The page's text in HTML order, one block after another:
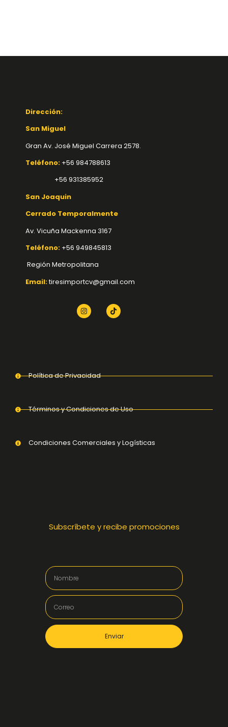
Dirección:
San Miguel
Gran Av. José Miguel Carrera 2578.
Teléfono: +56 984788613
+56 931385952
San Joaquin
Cerrado Temporalmente
Av. Vicuña Mackenna 3167
Teléfono: +56 949845813
Región Metropolitana
Email:tiresimportcv@gmail.com
Política de Privacidad
Términos y Condiciones de Uso
Condiciones Comerciales y Logísticas
Subscríbete y recibe promociones
Enviar